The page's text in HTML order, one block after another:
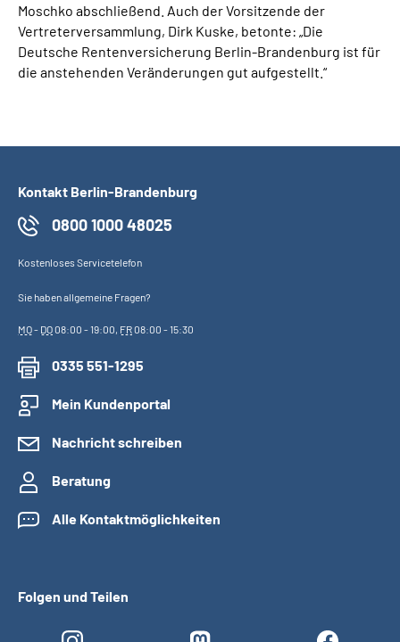
Moschko abschließend. Auch der Vorsitzende der
Vertreterversammlung, Dirk Kuske, betonte: „Die
Deutsche Rentenversicherung Berlin-Brandenburg ist für
die anstehenden Veränderungen gut aufgestellt.“
Kontakt Berlin-Brandenburg
0800 1000 48025
Kostenloses Servicetelefon
Sie haben allgemeine Fragen?
MO- DO08:00 - 19:00, FR08:00 - 15:30
0335 551-1295
Mein Kundenportal
Nachricht schreiben
Beratung
Alle Kontaktmöglichkeiten
Folgen und Teilen